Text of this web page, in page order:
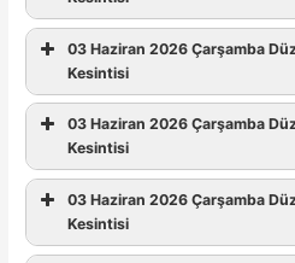
03 Haziran 2026 Çarşamba
Kesintisi
03 Haziran 2026 Çarşamba
Kesintisi
03 Haziran 2026 Çarşamba
Kesintisi